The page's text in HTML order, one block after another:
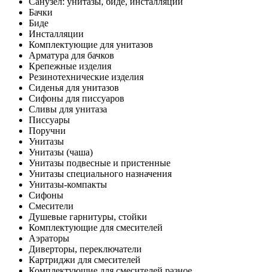
Бачки
Биде
Инсталляции
Комплектующие для унитазов
Арматура для бачков
Крепежные изделия
Резинотехнические изделия
Сиденья для унитазов
Сифоны для писсуаров
Сливы для унитаза
Писсуары
Поручни
Унитазы
Унитазы (чаша)
Унитазы подвесные и пристенные
Унитазы специального назначения
Унитазы-компакты
Сифоны
Смесители
Душевые гарнитуры, стойки
Комплектующие для смесителей
Аэраторы
Диверторы, переключатели
Картриджи для смесителей